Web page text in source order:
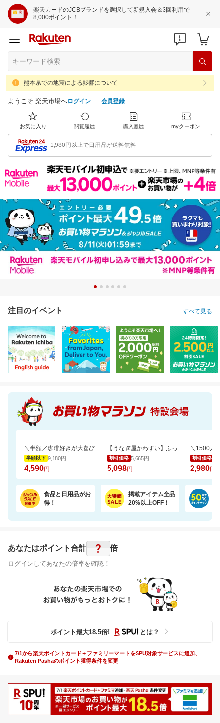
楽天カードのJCBブランドを選択して新規入会＆3回利用で
8,000ポイント！
熊本県での地震による影響について
ようこそ 楽天市場へログイン 会員登録
お気に入り 閲覧履歴 購入履歴 myクーポン
1,980円以上で日用品が送料無料
注目のイベント すべて見る
＼半額／珈琲好きが大喜び。銀座の専門店の芳醇なドリップ珈琲を飲み比べ10種100杯
半額以下 9,180円
4,590円
【うなぎ屋かわすい】ふっくら肉厚！国産うなぎ大サイズ2尾セットがお買い得！
割引価格 5,665円
5,098円
割引価格
2,980円
食品と日用品がお
得！
掲載アイテム全品
20%以上OFF！
あなたはポイント合計 ? 倍
ログインしてあなたの倍率を確認！
ポイント最大18.5倍! とは？
7/1から楽天ポイントカード＋ファミリーマートをSPU対象サービスに追加、
Rakuten Pashaのポイント獲得条件を変更